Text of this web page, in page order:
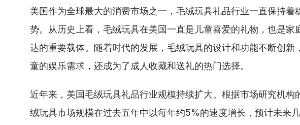
美国作为全球最大的消费市场之一，毛绒玩具礼品行业一直保持着
势。从历史上看，毛绒玩具在美国一直是儿童喜爱的礼物，也是家
达的重要载体。随着时代的发展，毛绒玩具的设计和功能不断创新
童的娱乐需求，还成为了成人收藏和送礼的热门选择。
近年来，美国毛绒玩具礼品行业规模持续扩大。根据市场研究机构
绒玩具市场规模在过去五年中以每年约5%的速度增长，预计未来